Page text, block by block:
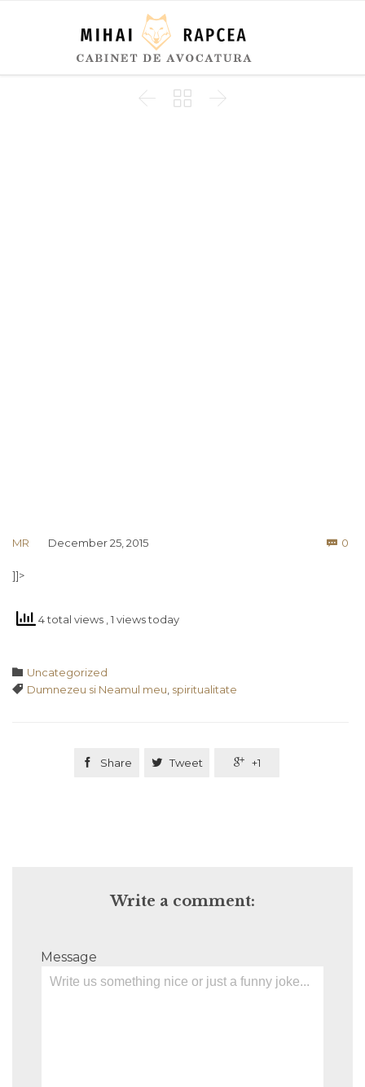
  
MR December 25, 2015  0
]]>
4 total views , 1 views today
 Category
Uncategorized
 Tags
Dumnezeu si Neamul meu spiritualitate
 Share  Tweet  +1
Write a comment:
Message